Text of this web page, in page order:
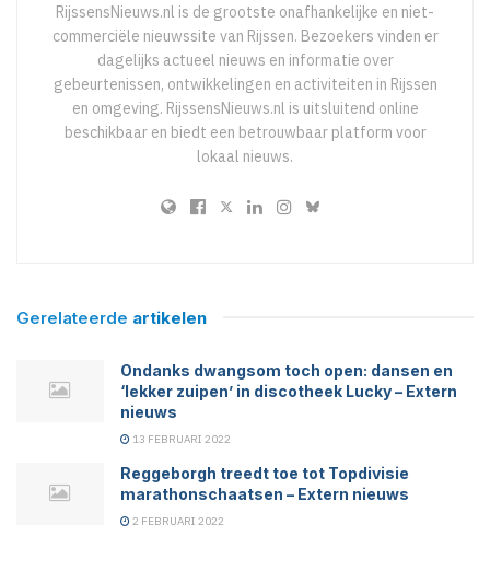
RijssensNieuws.nl is de grootste onafhankelijke en niet-
commerciële nieuwssite van Rijssen. Bezoekers vinden er
dagelijks actueel nieuws en informatie over
gebeurtenissen, ontwikkelingen en activiteiten in Rijssen
en omgeving. RijssensNieuws.nl is uitsluitend online
beschikbaar en biedt een betrouwbaar platform voor
lokaal nieuws.
Gerelateerde artikelen
Ondanks dwangsom toch open: dansen en
‘lekker zuipen’ in discotheek Lucky – Extern
nieuws
13 FEBRUARI 2022
Reggeborgh treedt toe tot Topdivisie
marathonschaatsen – Extern nieuws
2 FEBRUARI 2022